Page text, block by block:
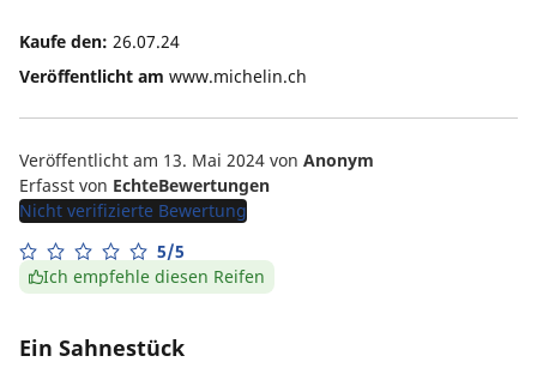
Kaufe den: 26.07.24
Veröffentlicht am www.michelin.ch
Veröffentlicht am 13. Mai 2024 von Anonym
Erfasst von EchteBewertungen
Nicht verifizierte Bewertung
5/5
Ich empfehle diesen Reifen
Ein Sahnestück